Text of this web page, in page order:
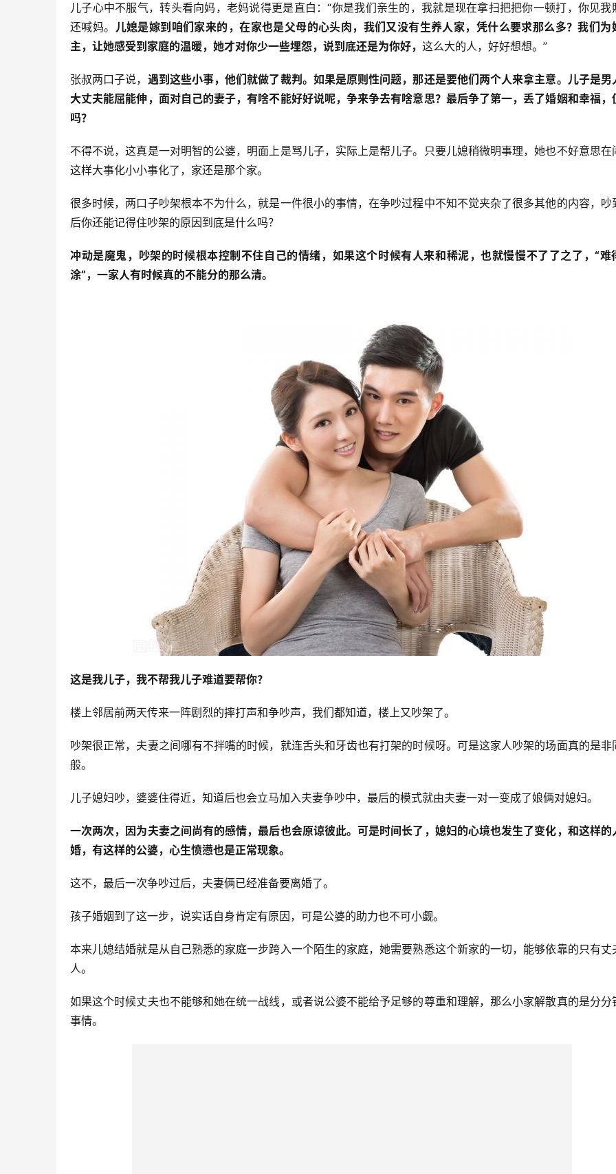
儿子心中不服气，转头看向妈，老妈说得更是直白：“你是我们亲生的，我就是现在拿扫把把你一顿打，你见我
还喊妈。 儿媳是嫁到咱们家来的，在家也是父母的心头肉，我们又没有生养人家，凭什么要求那么多？我们为
主，让她感受到家庭的温暖，她才对你少一些埋怨，说到底还是为你好， 这么大的人，好好想想。”
张叔两口子说， 遇到这些小事，他们就做了裁判。如果是原则性问题，那还是要他们两个人来拿主意。儿子是男
大丈夫能屈能伸，面对自己的妻子，有啥不能好好说呢，争来争去有啥意思？最后争了第一，丢了婚姻和幸福，
吗？
不得不说，这真是一对明智的公婆，明面上是骂儿子，实际上是帮儿子。只要儿媳稍微明事理，她也不好意思在
这样大事化小小事化了，家还是那个家。
很多时候，两口子吵架根本不为什么，就是一件很小的事情，在争吵过程中不知不觉夹杂了很多其他的内容，吵
后你还能记得住吵架的原因到底是什么吗？
冲动是魔鬼，吵架的时候根本控制不住自己的情绪，如果这个时候有人来和稀泥，也就慢慢不了了之了，“难
涂”，一家人有时候真的不能分的那么清。
这是我儿子，我不帮我儿子难道要帮你？
楼上邻居前两天传来一阵剧烈的摔打声和争吵声，我们都知道，楼上又吵架了。
吵架很正常，夫妻之间哪有不拌嘴的时候，就连舌头和牙齿也有打架的时候呀。可是这家人吵架的场面真的是非
般。
儿子媳妇吵，婆婆住得近，知道后也会立马加入夫妻争吵中，最后的模式就由夫妻一对一变成了娘俩对媳妇。
一次两次，因为夫妻之间尚有的感情，最后也会原谅彼此。可是时间长了，媳妇的心境也发生了变化，和这样的
婚，有这样的公婆，心生愤懑也是正常现象。
这不，最后一次争吵过后，夫妻俩已经准备要离婚了。
孩子婚姻到了这一步，说实话自身肯定有原因，可是公婆的助力也不可小觑。
本来儿媳结婚就是从自己熟悉的家庭一步跨入一个陌生的家庭，她需要熟悉这个新家的一切，能够依靠的只有丈
人。
如果这个时候丈夫也不能够和她在统一战线，或者说公婆不能给予足够的尊重和理解，那么小家解散真的是分分
事情。